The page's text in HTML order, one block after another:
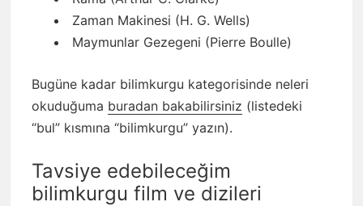
Zaman Makinesi (H. G. Wells)
Maymunlar Gezegeni (Pierre Boulle)
Bugüne kadar bilimkurgu kategorisinde neleri
okuduğuma buradan bakabilirsiniz (listedeki
“bul” kısmına “bilimkurgu” yazın).
Tavsiye edebileceğim
bilimkurgu film ve dizileri